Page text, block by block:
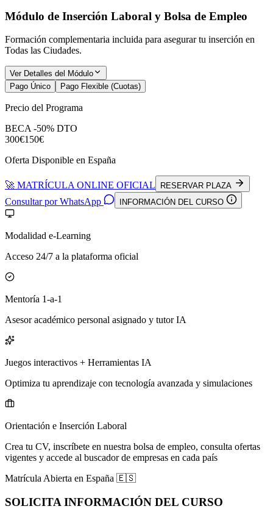
Módulo de Inserción Laboral y Bolsa de Empleo
Formación complementaria incluida para asegurar tu inserción en
Todas las Ciudades.
Ver Detalles del Módulo
Pago Único
Pago Flexible (Cuotas)
Precio del Programa
BECA -50% DTO
300€150€
Oferta Disponible en España
🚀 MATRÍCULA ONLINE OFICIAL RESERVAR PLAZA
Consultar por WhatsApp INFORMACIÓN DEL CURSO
Modalidad e-Learning
Acceso 24/7 a la plataforma oficial
Mentoría 1-a-1
Asesor académico personal asignado y tutor IA
Juegos interactivos + Herramientas IA
Optimiza tu aprendizaje con tecnología avanzada y simulaciones
Orientación e Inserción Laboral
Crea tu CV, inscríbete en nuestra bolsa de empleo, consulta ofertas
vigentes y accede al buscador de empresas en cada país
Matrícula Abierta en España 🇪🇸
SOLICITA INFORMACIÓN DEL CURSO